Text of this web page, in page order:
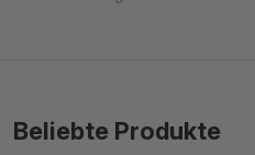
Beliebte Produkte